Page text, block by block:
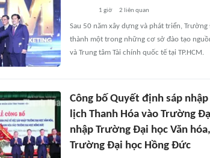
1 giờ 2 liên quan
Sau 50 năm xây dựng và phát triển,
thành một trong những cơ sở đào tạo
và Trung tâm Tài chính quốc tế tại TP.HCM.
Công bố Quyết định sáp
lịch Thanh Hóa vào Trường
nhập Trường Đại học Văn
Trường Đại học Hồng Đức